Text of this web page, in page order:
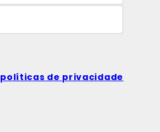
políticas de privacidade